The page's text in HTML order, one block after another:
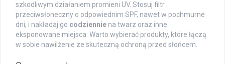
szkodliwym działaniem promieni UV. Stosuj filtr
przeciwsłoneczny o odpowiednim SPF, nawet w pochmurne
dni, i nakładaj go codziennie na twarz oraz inne
eksponowane miejsca. Warto wybierać produkty, które łączą
w sobie nawilżenie ze skuteczną ochroną przed słońcem.